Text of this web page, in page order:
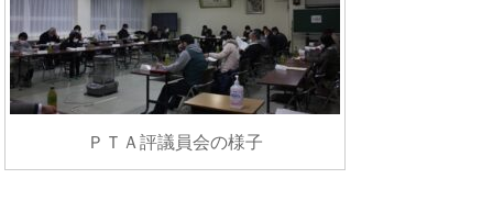
ＰＴＡ評議員会の様子